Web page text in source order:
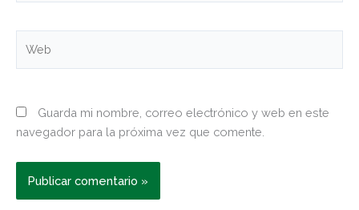
Guarda mi nombre, correo electrónico y web en este
navegador para la próxima vez que comente.